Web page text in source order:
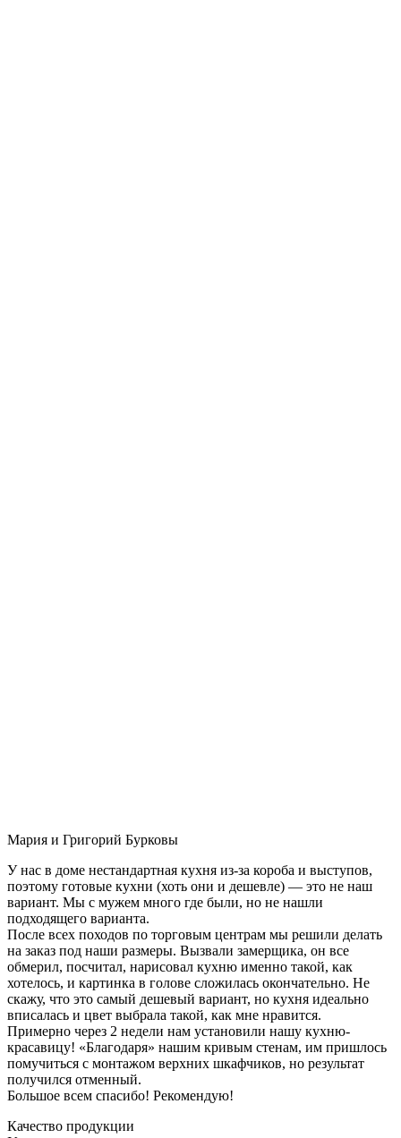
Мария и Григорий Бурковы
У нас в доме нестандартная кухня из-за короба и выступов,
поэтому готовые кухни (хоть они и дешевле) — это не наш
вариант. Мы с мужем много где были, но не нашли
подходящего варианта.
После всех походов по торговым центрам мы решили делать
на заказ под наши размеры. Вызвали замерщика, он все
обмерил, посчитал, нарисовал кухню именно такой, как
хотелось, и картинка в голове сложилась окончательно. Не
скажу, что это самый дешевый вариант, но кухня идеально
вписалась и цвет выбрала такой, как мне нравится.
Примерно через 2 недели нам установили нашу кухню-
красавицу! «Благодаря» нашим кривым стенам, им пришлось
помучиться с монтажом верхних шкафчиков, но результат
получился отменный.
Большое всем спасибо! Рекомендую!
Качество продукции